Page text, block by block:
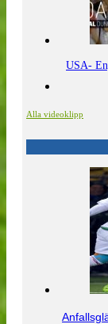
USA-
Alla videoklipp